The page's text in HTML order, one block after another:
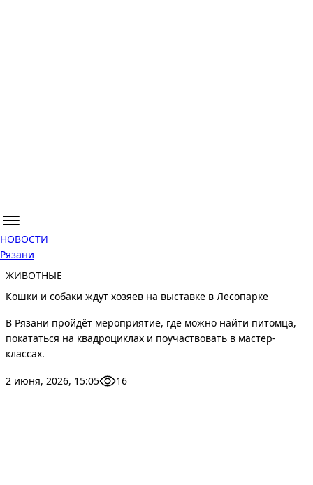
НОВОСТИ
Рязани
ЖИВОТНЫЕ
Кошки и собаки ждут хозяев на выставке в Лесопарке
В Рязани пройдёт мероприятие, где можно найти питомца,
покататься на квадроциклах и поучаствовать в мастер-
классах.
2 июня, 2026, 15:05 16